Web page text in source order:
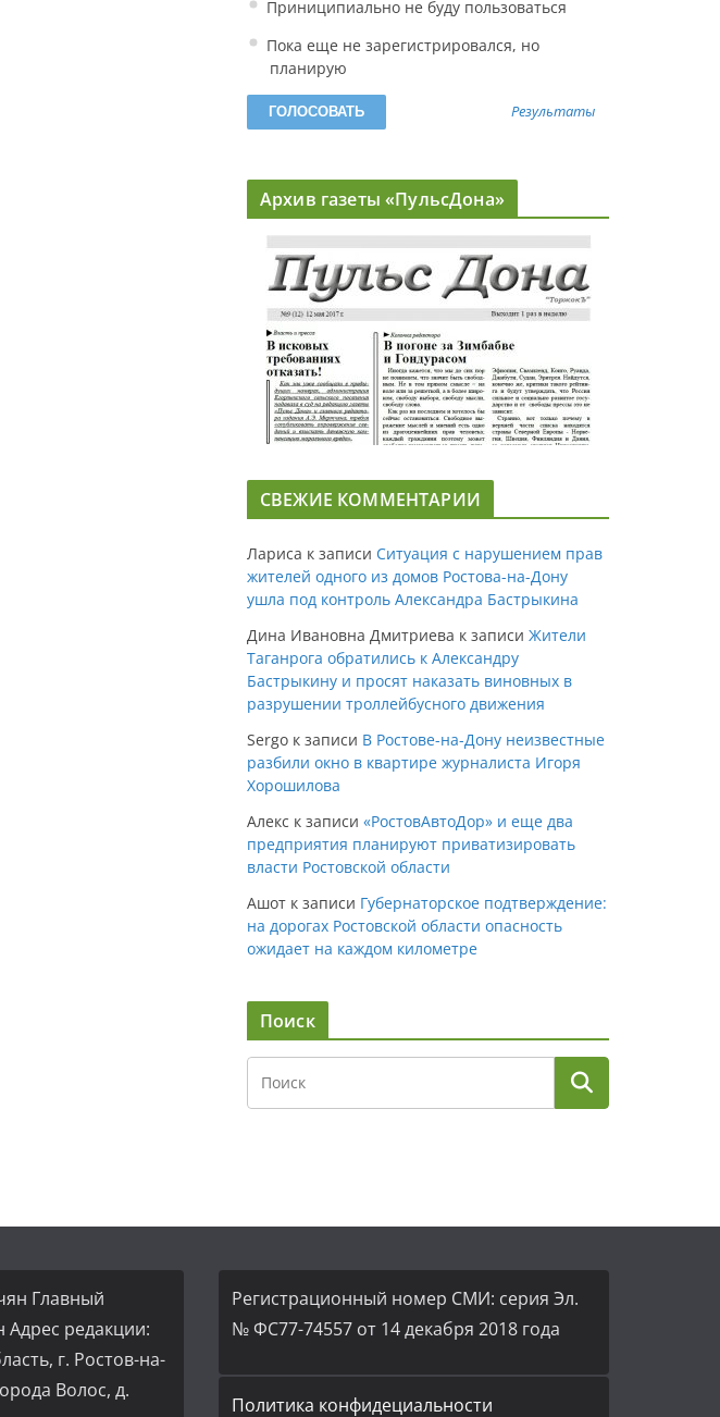
Приниципиально не буду пользоваться
Пока еще не зарегистрировался, но
планирую
Результаты
Архив газеты «ПульсДона»
СВЕЖИЕ КОММЕНТАРИИ
Лариса к записи Ситуация с нарушением прав
жителей одного из домов Ростова-на-Дону
ушла под контроль Александра Бастрыкина
Дина Ивановна Дмитриева к записи Жители
Таганрога обратились к Александру
Бастрыкину и просят наказать виновных в
разрушении троллейбусного движения
Sergo к записи В Ростове-на-Дону неизвестные
разбили окно в квартире журналиста Игоря
Хорошилова
Алекс к записи «РостовАвтоДор» и еще два
предприятия планируют приватизировать
власти Ростовской области
Ашот к записи Губернаторское подтверждение:
на дорогах Ростовской области опасность
ожидает на каждом километре
Поиск
Главный
Адрес редакции:
г. Ростов-на-
Волос, д.
Регистрационный номер СМИ: серия Эл.
№ ФС77-74557 от 14 декабря 2018 года
Политика конфидециальности